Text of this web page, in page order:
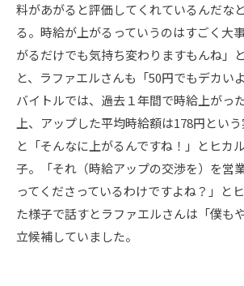
料があがると評価してくれているんだな
る。時給が上がるっていうのはすごく大
がるだけでも気持ち変わりますもんね」
と、ラファエルさんも「50円でもデカい
バイトルでは、過去１年間で時給上がっ
上、アップした平均時給額は178円とい
と「そんなに上がるんですね！」とヒカ
子。「それ（時給アップの交渉を）を営
ってくださっているわけですよね？」と
た様子で話すとラファエルさんは「僕も
立候補していました。